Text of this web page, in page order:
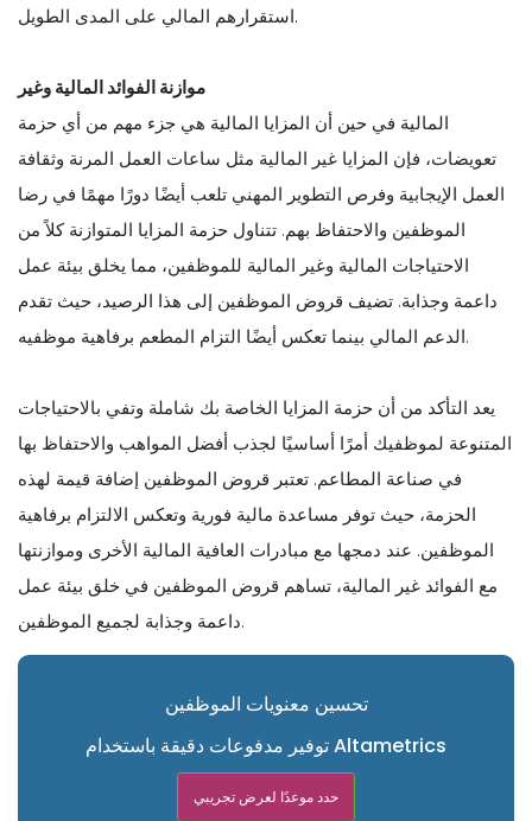
استقرارهم المالي على المدى الطويل.
موازنة الفوائد المالية وغير
المالية في حين أن المزايا المالية هي جزء مهم من أي حزمة
تعويضات، فإن المزايا غير المالية مثل ساعات العمل المرنة وثقافة
العمل الإيجابية وفرص التطوير المهني تلعب أيضًا دورًا مهمًا في رضا
الموظفين والاحتفاظ بهم. تتناول حزمة المزايا المتوازنة كلاً من
الاحتياجات المالية وغير المالية للموظفين، مما يخلق بيئة عمل
داعمة وجذابة. تضيف قروض الموظفين إلى هذا الرصيد، حيث تقدم
الدعم المالي بينما تعكس أيضًا التزام المطعم برفاهية موظفيه.
يعد التأكد من أن حزمة المزايا الخاصة بك شاملة وتفي بالاحتياجات
المتنوعة لموظفيك أمرًا أساسيًا لجذب أفضل المواهب والاحتفاظ بها
في صناعة المطاعم. تعتبر قروض الموظفين إضافة قيمة لهذه
الحزمة، حيث توفر مساعدة مالية فورية وتعكس الالتزام برفاهية
الموظفين. عند دمجها مع مبادرات العافية المالية الأخرى وموازنتها
مع الفوائد غير المالية، تساهم قروض الموظفين في خلق بيئة عمل
داعمة وجذابة لجميع الموظفين.
تحسين معنويات الموظفين
توفير مدفوعات دقيقة باستخدام Altametrics
حدد موعدًا لعرض تجريبي